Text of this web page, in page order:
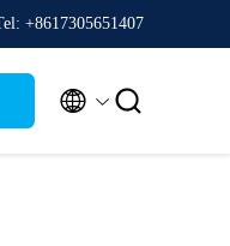
+8617305651407
 